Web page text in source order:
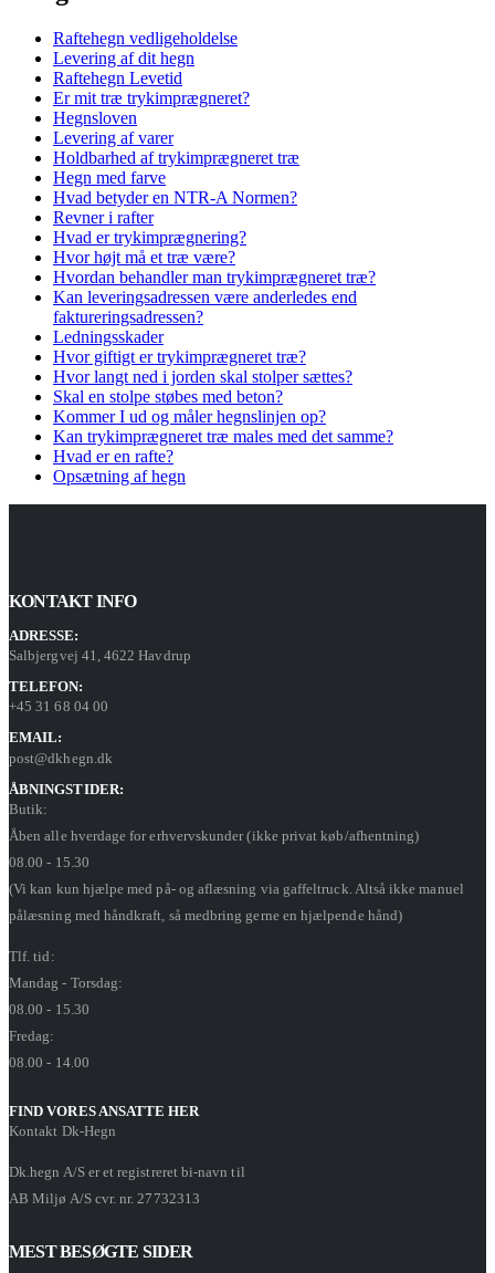
Raftehegn vedligeholdelse
Levering af dit hegn
Raftehegn Levetid
Er mit træ trykimprægneret?
Hegnsloven
Levering af varer
Holdbarhed af trykimprægneret træ
Hegn med farve
Hvad betyder en NTR-A Normen?
Revner i rafter
Hvad er trykimprægnering?
Hvor højt må et træ være?
Hvordan behandler man trykimprægneret træ?
Kan leveringsadressen være anderledes end
faktureringsadressen?
Ledningsskader
Hvor giftigt er trykimprægneret træ?
Hvor langt ned i jorden skal stolper sættes?
Skal en stolpe støbes med beton?
Kommer I ud og måler hegnslinjen op?
Kan trykimprægneret træ males med det samme?
Hvad er en rafte?
Opsætning af hegn
KONTAKT INFO
ADRESSE:
Salbjergvej 41, 4622 Havdrup
TELEFON:
+45 31 68 04 00
EMAIL:
post@dkhegn.dk
ÅBNINGSTIDER:
Butik:
Åben alle hverdage for erhvervskunder (ikke privat køb/afhentning)
08.00 - 15.30
(Vi kan kun hjælpe med på- og aflæsning via gaffeltruck. Altså ikke manuel
pålæsning med håndkraft, så medbring gerne en hjælpende hånd)
Tlf. tid:
Mandag - Torsdag:
08.00 - 15.30
Fredag:
08.00 - 14.00
FIND VORES ANSATTE HER
Kontakt Dk-Hegn
Dk.hegn A/S er et registreret bi-navn til
AB Miljø A/S cvr. nr. 27732313
MEST BESØGTE SIDER